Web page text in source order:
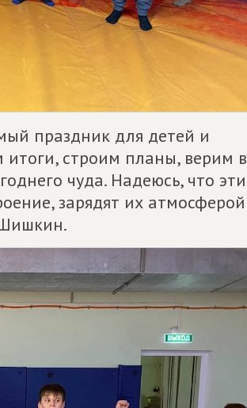
праздник для детей и
строим планы, верим в
чуда. Надеюсь, что эти
зарядят их атмосферой